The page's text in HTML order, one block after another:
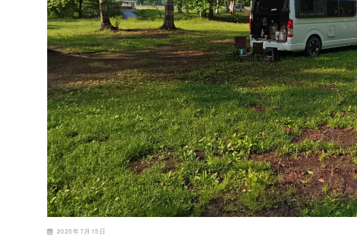
2025年7月15日